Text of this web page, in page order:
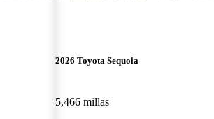
2026 Toyota Sequoia
5,466 millas